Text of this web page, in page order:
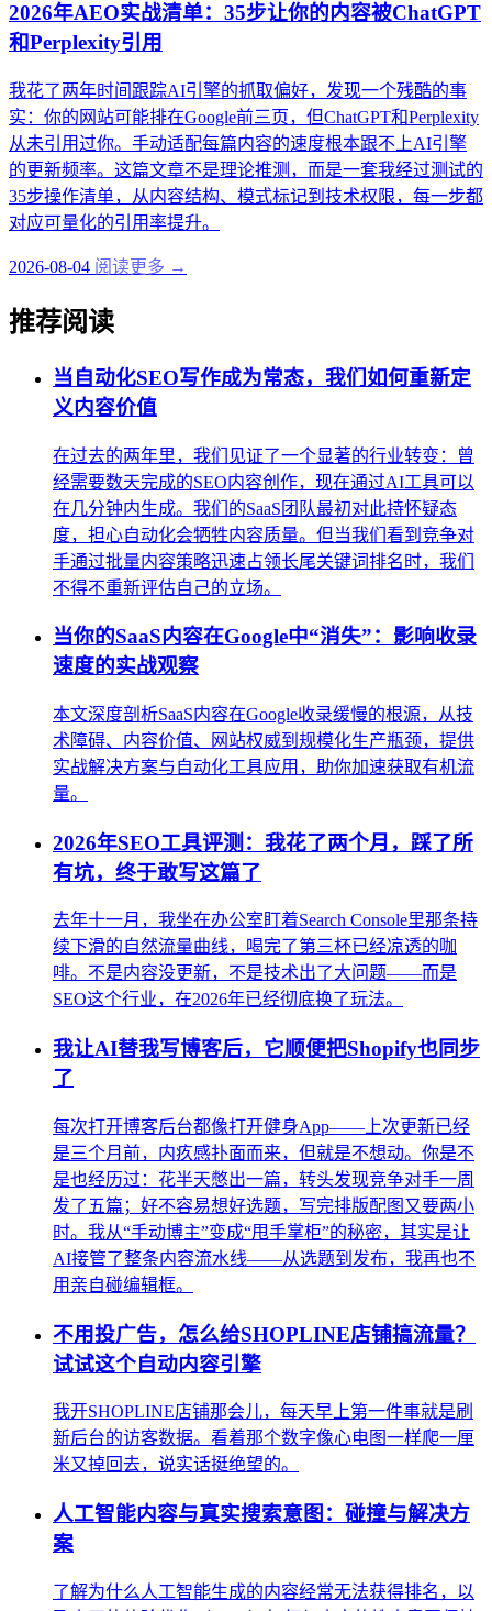
2026年AEO实战清单：35步让你的内容被ChatGPT
和Perplexity引用
我花了两年时间跟踪AI引擎的抓取偏好，发现一个残酷的事
实：你的网站可能排在Google前三页，但ChatGPT和Perplexity
从未引用过你。手动适配每篇内容的速度根本跟不上AI引擎
的更新频率。这篇文章不是理论推测，而是一套我经过测试的
35步操作清单，从内容结构、模式标记到技术权限，每一步都
对应可量化的引用率提升。
2026-08-04 阅读更多 →
推荐阅读
当自动化SEO写作成为常态，我们如何重新定
义内容价值
在过去的两年里，我们见证了一个显著的行业转变：曾
经需要数天完成的SEO内容创作，现在通过AI工具可以
在几分钟内生成。我们的SaaS团队最初对此持怀疑态
度，担心自动化会牺牲内容质量。但当我们看到竞争对
手通过批量内容策略迅速占领长尾关键词排名时，我们
不得不重新评估自己的立场。
当你的SaaS内容在Google中“消失”：影响收录
速度的实战观察
本文深度剖析SaaS内容在Google收录缓慢的根源，从技
术障碍、内容价值、网站权威到规模化生产瓶颈，提供
实战解决方案与自动化工具应用，助你加速获取有机流
量。
2026年SEO工具评测：我花了两个月，踩了所
有坑，终于敢写这篇了
去年十一月，我坐在办公室盯着Search Console里那条持
续下滑的自然流量曲线，喝完了第三杯已经凉透的咖
啡。不是内容没更新，不是技术出了大问题——而是
SEO这个行业，在2026年已经彻底换了玩法。
我让AI替我写博客后，它顺便把Shopify也同步
了
每次打开博客后台都像打开健身App——上次更新已经
是三个月前，内疚感扑面而来，但就是不想动。你是不
是也经历过：花半天憋出一篇，转头发现竞争对手一周
发了五篇；好不容易想好选题，写完排版配图又要两小
时。我从“手动博主”变成“甩手掌柜”的秘密，其实是让
AI接管了整条内容流水线——从选题到发布，我再也不
用亲自碰编辑框。
不用投广告，怎么给SHOPLINE店铺搞流量？
试试这个自动内容引擎
我开SHOPLINE店铺那会儿，每天早上第一件事就是刷
新后台的访客数据。看着那个数字像心电图一样爬一厘
米又掉回去，说实话挺绝望的。
人工智能内容与真实搜索意图：碰撞与解决方
案
了解为什么人工智能生成的内容经常无法获得排名，以